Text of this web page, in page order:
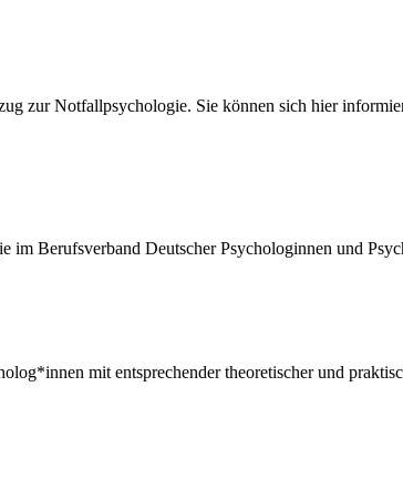
zur Notfallpsychologie. Sie können sich hier
Berufsverband Deutscher Psychologinnen und
mit entsprechender theoretischer und